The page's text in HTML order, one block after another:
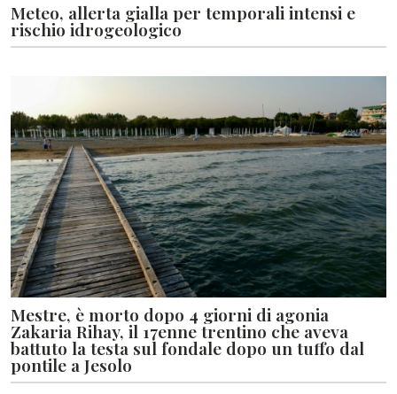
Meteo, allerta gialla per temporali intensi e
rischio idrogeologico
Mestre, è morto dopo 4 giorni di agonia
Zakaria Rihay, il 17enne trentino che aveva
battuto la testa sul fondale dopo un tuffo dal
pontile a Jesolo